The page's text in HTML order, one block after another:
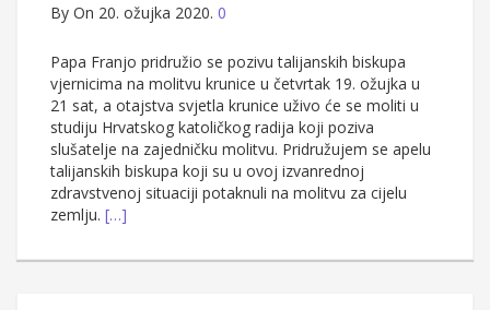
By On 20. ožujka 2020. 0
Papa Franjo pridružio se pozivu talijanskih biskupa
vjernicima na molitvu krunice u četvrtak 19. ožujka u
21 sat, a otajstva svjetla krunice uživo će se moliti u
studiju Hrvatskog katoličkog radija koji poziva
slušatelje na zajedničku molitvu. Pridružujem se apelu
talijanskih biskupa koji su u ovoj izvanrednoj
zdravstvenoj situaciji potaknuli na molitvu za cijelu
zemlju. […]